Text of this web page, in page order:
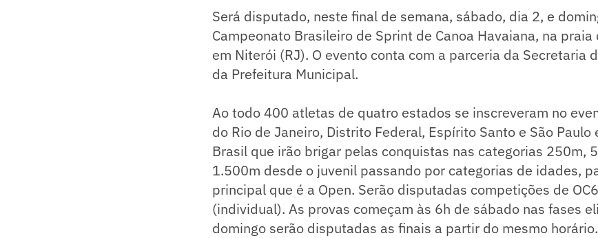
Será disputado, neste final de semana, sábado, dia 2, e
Campeonato Brasileiro de Sprint de Canoa Havaiana, na praia
em Niterói (RJ). O evento conta com a parceria da Secretaria
da Prefeitura Municipal.
Ao todo 400 atletas de quatro estados se inscreveram no
do Rio de Janeiro, Distrito Federal, Espírito Santo e São
Brasil que irão brigar pelas conquistas nas categorias 250m,
1.500m desde o juvenil passando por categorias de idades,
principal que é a Open. Serão disputadas competições de
(individual). As provas começam às 6h de sábado nas fases
domingo serão disputadas as finais a partir do mesmo horário.